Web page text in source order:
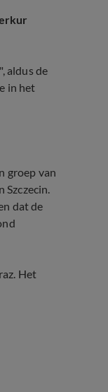
aldus de
in het
groep van
Szczecin.
dat de
Het